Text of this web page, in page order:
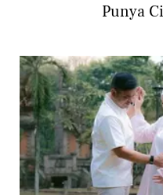
Punya